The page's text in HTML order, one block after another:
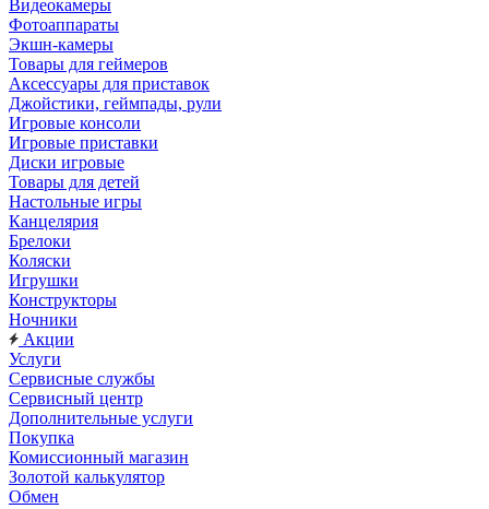
Видеокамеры
Фотоаппараты
Экшн-камеры
Товары для геймеров
Аксессуары для приставок
Джойстики, геймпады, рули
Игровые консоли
Игровые приставки
Диски игровые
Товары для детей
Настольные игры
Канцелярия
Брелоки
Коляски
Игрушки
Конструкторы
Ночники
Акции
Услуги
Сервисные службы
Сервисный центр
Дополнительные услуги
Покупка
Комиссионный магазин
Золотой калькулятор
Обмен